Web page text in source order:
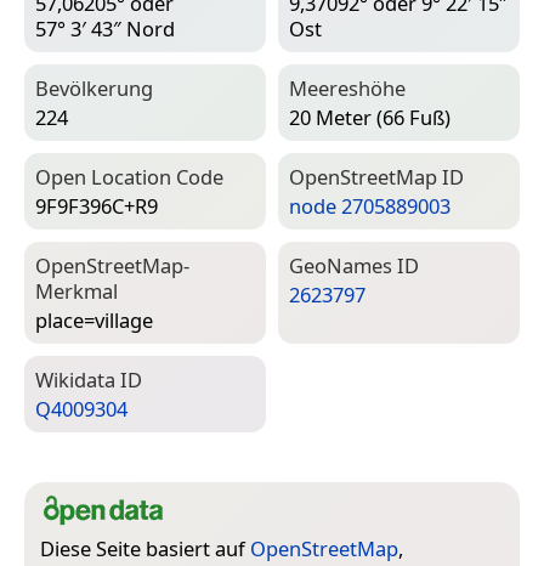
57° 3′ 43″ Nord
Ost
Bevölkerung
224
Meereshöhe
20 Meter (66 Fuß)
Open Location Code
9F9F396C+R9
Open­Street­Map ID
node 2705889003
Open­Street­Map-
Merkmal
place=­village
Geo­Names ID
2623797
Wiki­data ID
Q4009304
Diese Seite basiert aufOpenStreetMap,